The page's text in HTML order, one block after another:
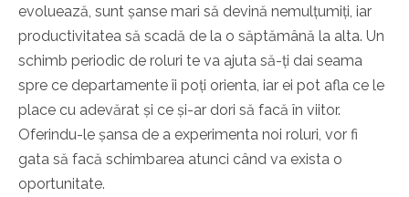
evoluează, sunt șanse mari să devină nemulțumiți, iar
productivitatea să scadă de la o săptămână la alta. Un
schimb periodic de roluri te va ajuta să-ți dai seama
spre ce departamente îi poți orienta, iar ei pot afla ce le
place cu adevărat și ce și-ar dori să facă în viitor.
Oferindu-le șansa de a experimenta noi roluri, vor fi
gata să facă schimbarea atunci când va exista o
oportunitate.